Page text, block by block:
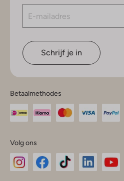
Schrijf je in
Betaalmethodes
Volg ons